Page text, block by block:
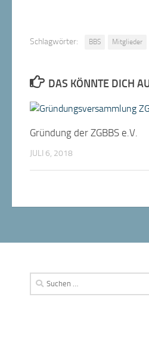
Schlagwörter: BBS Mitglieder
DAS KÖNNTE DICH
Gründung der ZGBBS e.V.
JULI 6, 2018
Suchen
nach: